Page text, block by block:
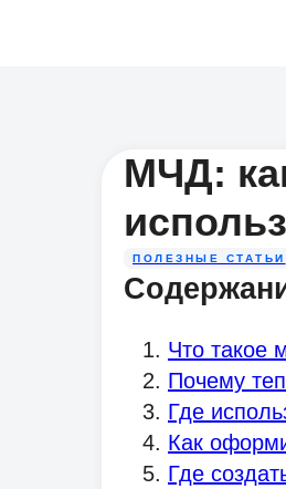
МЧД:
ПОЛЕЗНЫЕ СТАТЬИ
Что такое
Почему
Где
Как
Где